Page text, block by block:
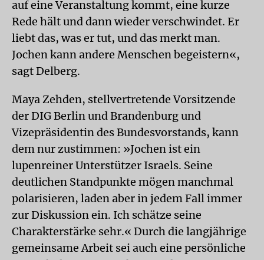
auf eine Veranstaltung kommt, eine kurze
Rede hält und dann wieder verschwindet. Er
liebt das, was er tut, und das merkt man.
Jochen kann andere Menschen begeistern«,
sagt Delberg.
Maya Zehden, stellvertretende Vorsitzende
der DIG Berlin und Brandenburg und
Vizepräsidentin des Bundesvorstands, kann
dem nur zustimmen: »Jochen ist ein
lupenreiner Unterstützer Israels. Seine
deutlichen Standpunkte mögen manchmal
polarisieren, laden aber in jedem Fall immer
zur Diskussion ein. Ich schätze seine
Charakterstärke sehr.« Durch die langjährige
gemeinsame Arbeit sei auch eine persönliche